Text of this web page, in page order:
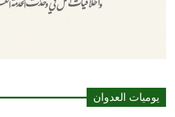
يوميات العدوان